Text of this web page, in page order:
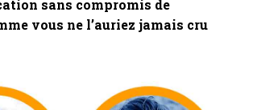
sans compromis de
vous ne l’auriez jamais cru